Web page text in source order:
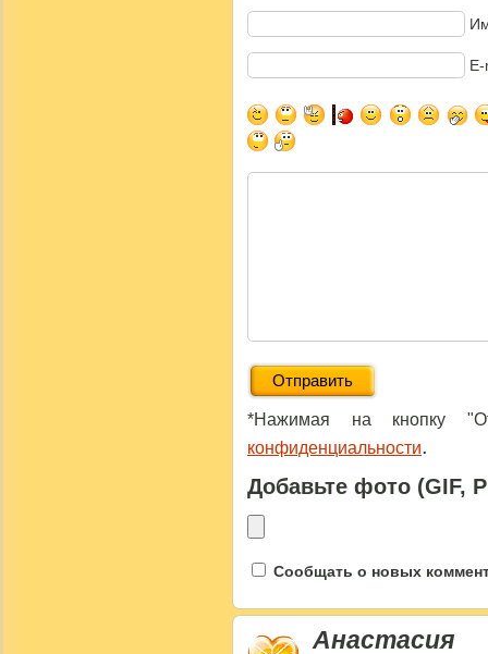
*Нажимая на кнопку
конфиденциальности.
Добавьте фото (GIF,
Сообщать о новых
Анастасия